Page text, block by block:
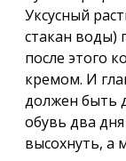
Уксусный
стакан воды)
после этого
кремом. И
должен быть
обувь два
высохнуть, а